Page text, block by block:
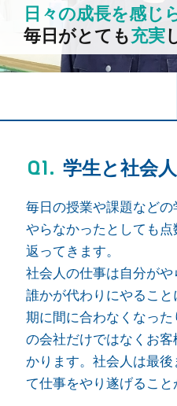
日々の成長を感じ
毎日がとても充実
学生と社会
毎日の授業や課題などの
やらなかったとしても点
返ってきます。
社会人の仕事は自分が
誰かが代わりにやるこ
期に間に合わなくなっ
の会社だけではなくお
かります。社会人は最後
て仕事をやり遂げること